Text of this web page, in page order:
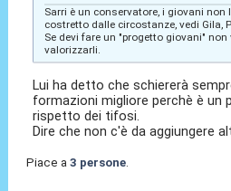
Sarri è un conservatore, i giovani non
costretto dalle circostanze, vedi Gila,
Se devi fare un "progetto giovani"
valorizzarli.
Lui ha detto che schiererà
formazioni migliore perchè è un
rispetto dei tifosi.
Dire che non c'è da aggiungere
Piace a 3 persone.